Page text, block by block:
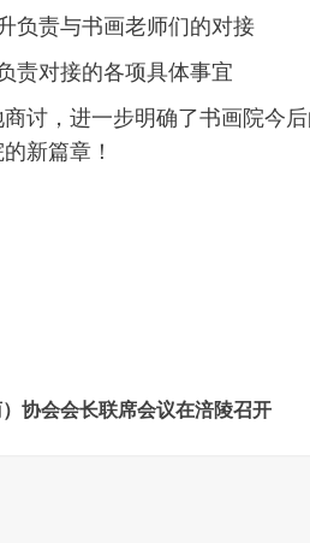
负责与书画老师们的对接
责对接的各项具体事宜
讨，进一步明确了书画院今
新篇章！
协会会长联席会议在涪陵召开